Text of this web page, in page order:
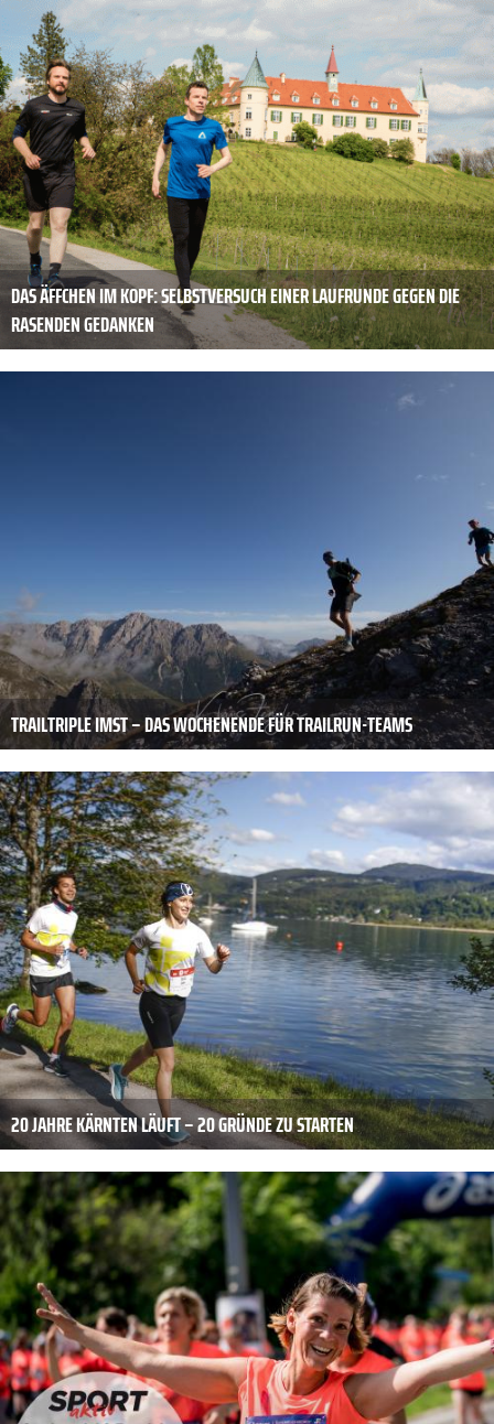
DAS ÄFFCHEN IM KOPF: SELBSTVERSUCH EINER LAUFRUNDE GEGEN DIE
RASENDEN GEDANKEN
TRAILTRIPLE IMST – DAS WOCHENENDE FÜR TRAILRUN-TEAMS
20 JAHRE KÄRNTEN LÄUFT – 20 GRÜNDE ZU STARTEN